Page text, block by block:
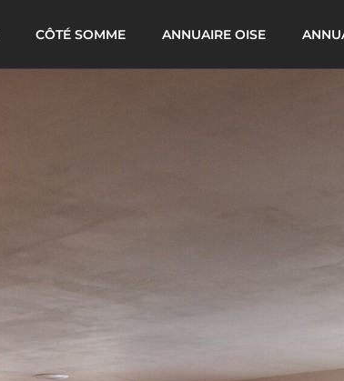
CÔTÉ SOMME ANNUAIRE OISE